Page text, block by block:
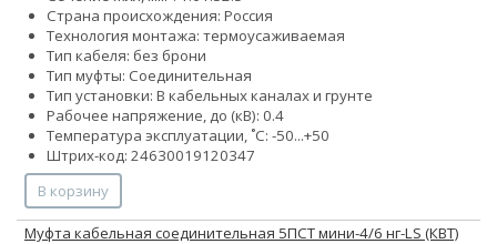
Страна происхождения: Россия
Технология монтажа: термоусаживаемая
Тип кабеля: без брони
Тип муфты: Соединительная
Тип установки: В кабельных каналах и грунте
Рабочее напряжение, до (кВ): 0.4
Температура эксплуатации, ˚С: -50...+50
Штрих-код: 24630019120347
В корзину
Муфта кабельная соединительная 5ПСТ мини-4/6 нг-LS (КВТ)